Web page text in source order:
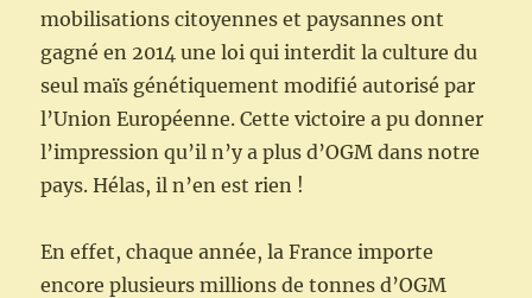
mobilisations citoyennes et paysannes ont
gagné en 2014 une loi qui interdit la culture du
seul maïs génétiquement modifié autorisé par
l’Union Européenne. Cette victoire a pu donner
l’impression qu’il n’y a plus d’OGM dans notre
pays. Hélas, il n’en est rien !
En effet, chaque année, la France importe
encore plusieurs millions de tonnes d’OGM